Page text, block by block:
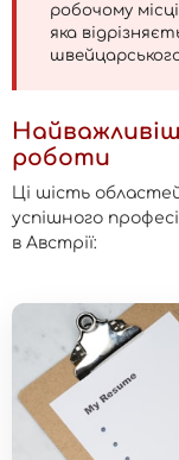
робочому
яка
роботи
Ці шість
успішного
в Австрії: